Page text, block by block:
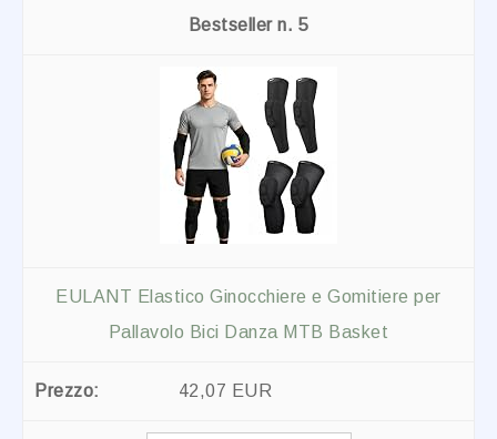
5
EULANT Elastico Ginocchiere e Gomitiere per
Pallavolo Bici Danza MTB Basket
42,07 EUR